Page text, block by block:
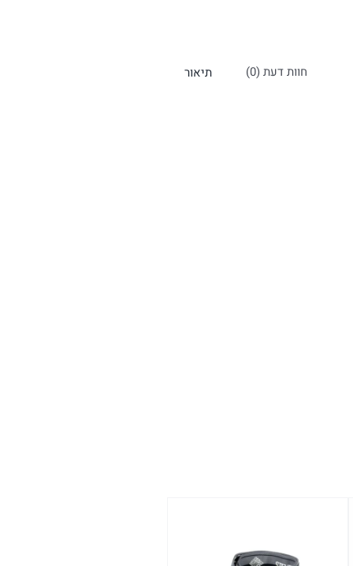
תיאור חוות דעת (0)